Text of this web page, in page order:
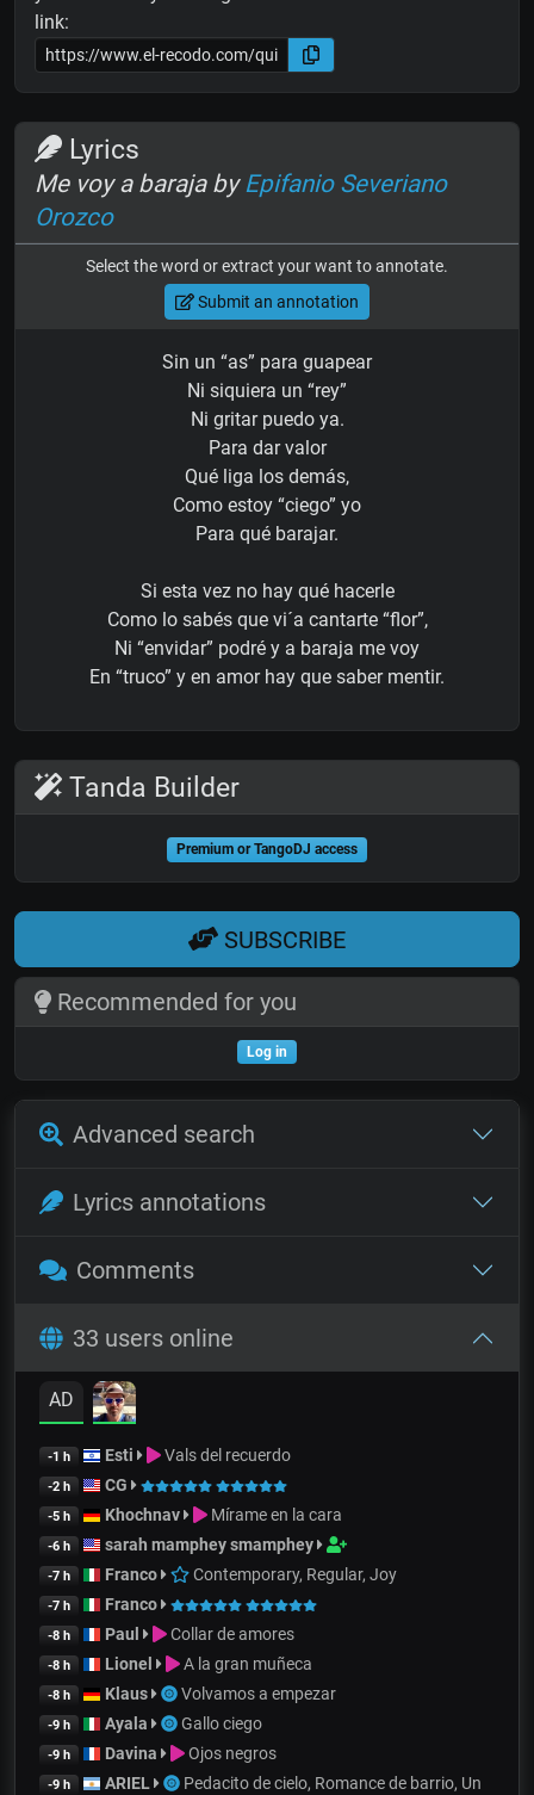
link:
Lyrics
Me voy a baraja byEpifanio Severiano
Orozco
Select the word or extract your want to annotate.
Submit an annotation
Sin un “as” para guapear
Ni siquiera un “rey”
Ni gritar puedo ya.
Para dar valor
Qué liga los demás,
Como estoy “ciego” yo
Para qué barajar.
Si esta vez no hay qué hacerle
Como lo sabés que vi´a cantarte “flor”,
Ni “envidar” podré y a baraja me voy
En “truco” y en amor hay que saber mentir.
Tanda Builder
Premium or TangoDJ access
SUBSCRIBE
Recommended for you
Log in
Advanced search
Lyrics annotations
Comments
33 users online
AD
-1 h Esti Vals del recuerdo
-2 h CG
-5 h Khochnav Mírame en la cara
-6 h sarah mamphey smamphey
-7 h Franco Contemporary, Regular, Joy
-7 h Franco
-8 h Paul Collar de amores
-8 h Lionel A la gran muñeca
-8 h Klaus Volvamos a empezar
-9 h Ayala Gallo ciego
-9 h Davina Ojos negros
-9 h ARIEL
Pedacito de cielo, Romance de barrio, Un